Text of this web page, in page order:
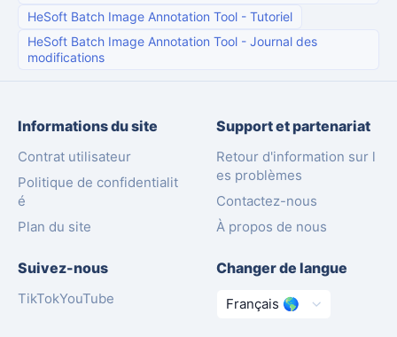
HeSoft Batch Image Annotation Tool - Tutoriel
HeSoft Batch Image Annotation Tool - Journal des
modifications
Informations du site
Contrat utilisateur
Politique de confidentialit
é
Plan du site
Support et partenariat
Retour d'information sur l
es problèmes
Contactez-nous
À propos de nous
Suivez-nous
TikTokYouTube
Changer de langue